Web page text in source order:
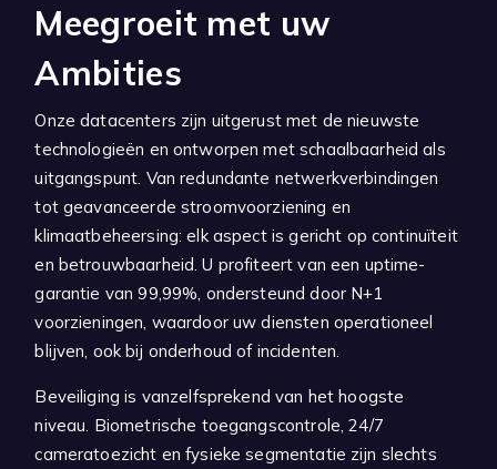
Meegroeit met uw
Ambities
Onze datacenters zijn uitgerust met de nieuwste
technologieën en ontworpen met schaalbaarheid als
uitgangspunt. Van redundante netwerkverbindingen
tot geavanceerde stroomvoorziening en
klimaatbeheersing: elk aspect is gericht op continuïteit
en betrouwbaarheid. U profiteert van een uptime-
garantie van 99,99%, ondersteund door N+1
voorzieningen, waardoor uw diensten operationeel
blijven, ook bij onderhoud of incidenten.
Beveiliging is vanzelfsprekend van het hoogste
niveau. Biometrische toegangscontrole, 24/7
cameratoezicht en fysieke segmentatie zijn slechts